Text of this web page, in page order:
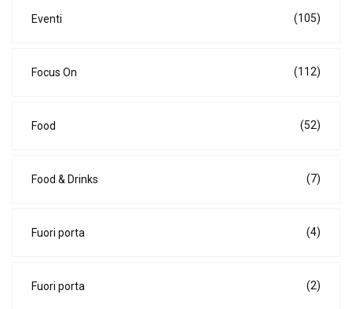
Eventi (105)
Focus On (112)
Food (52)
Food & Drinks (7)
Fuori porta (4)
Fuori porta (2)